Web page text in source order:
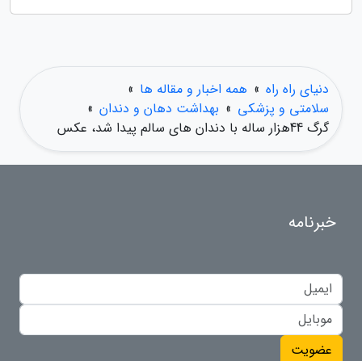
دنیای راه راه » همه اخبار و مقاله ها »
سلامتی و پزشکی » بهداشت دهان و دندان »
گرگ 44هزار ساله با دندان های سالم پیدا شد، عکس
خبرنامه
عضویت